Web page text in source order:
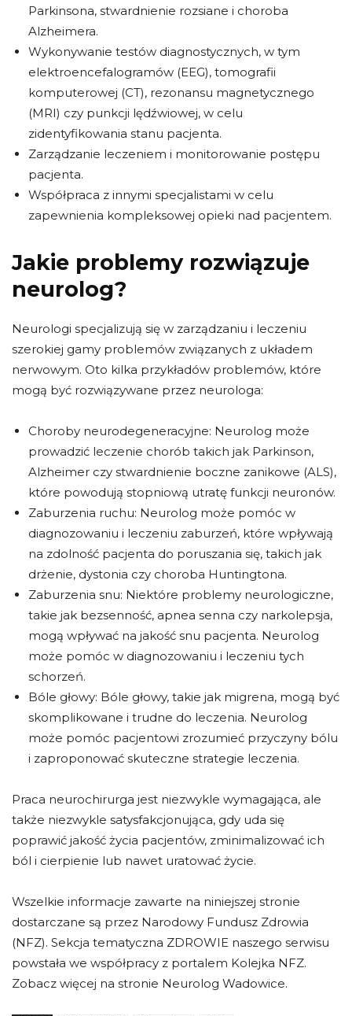
Parkinsona, stwardnienie rozsiane i choroba
Alzheimera.
Wykonywanie testów diagnostycznych, w tym
elektroencefalogramów (EEG), tomografii
komputerowej (CT), rezonansu magnetycznego
(MRI) czy punkcji lędźwiowej, w celu
zidentyfikowania stanu pacjenta.
Zarządzanie leczeniem i monitorowanie postępu
pacjenta.
Współpraca z innymi specjalistami w celu
zapewnienia kompleksowej opieki nad pacjentem.
Jakie problemy rozwiązuje
neurolog?
Neurologi specjalizują się w zarządzaniu i leczeniu
szerokiej gamy problemów związanych z układem
nerwowym. Oto kilka przykładów problemów, które
mogą być rozwiązywane przez neurologa:
Choroby neurodegeneracyjne: Neurolog może
prowadzić leczenie chorób takich jak Parkinson,
Alzheimer czy stwardnienie boczne zanikowe (ALS),
które powodują stopniową utratę funkcji neuronów.
Zaburzenia ruchu: Neurolog może pomóc w
diagnozowaniu i leczeniu zaburzeń, które wpływają
na zdolność pacjenta do poruszania się, takich jak
drżenie, dystonia czy choroba Huntingtona.
Zaburzenia snu: Niektóre problemy neurologiczne,
takie jak bezsenność, apnea senna czy narkolepsja,
mogą wpływać na jakość snu pacjenta. Neurolog
może pomóc w diagnozowaniu i leczeniu tych
schorzeń.
Bóle głowy: Bóle głowy, takie jak migrena, mogą być
skomplikowane i trudne do leczenia. Neurolog
może pomóc pacjentowi zrozumieć przyczyny bólu
i zaproponować skuteczne strategie leczenia.
Praca neurochirurga jest niezwykle wymagająca, ale
także niezwykle satysfakcjonująca, gdy uda się
poprawić jakość życia pacjentów, zminimalizować ich
ból i cierpienie lub nawet uratować życie.
Wszelkie informacje zawarte na niniejszej stronie
dostarczane są przez Narodowy Fundusz Zdrowia
(NFZ). Sekcja tematyczna ZDROWIE naszego serwisu
powstała we współpracy z portalem Kolejka NFZ.
Zobacz więcej na stronie Neurolog Wadowice.